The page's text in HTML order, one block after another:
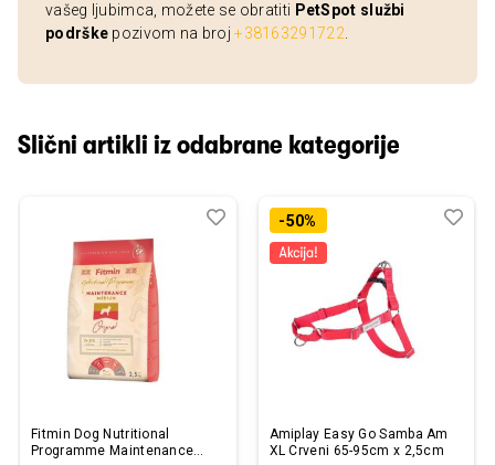
vašeg ljubimca, možete se obratiti PetSpot službi
podrške pozivom na broj+38163291722
Slični artikli iz odabrane kategorije
Fitmin Dog Nutritional
Programme Maintenance
Dodaj
Uporedi-50%
Amiplay Easy Go Samba Am
XL Crveni 65-95cm x 2,5cm